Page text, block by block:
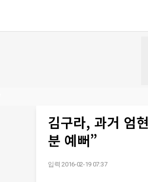
김구라, 과거 엄
분 예뻐”
입력 2016-02-19 07:37